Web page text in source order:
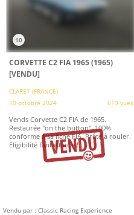
10
CORVETTE C2 FIA 1965 (1965)
[VENDU]
CLARET (FRANCE)
10 octobre 2024
619 vues
Vends Corvette C2 FIA de 1965.
Restaurée "on the button". 100%
conforme à sa fiche FIA. Prête à rouler.
Eligibilité fantastique !
Vendu par : Classic Racing Experience